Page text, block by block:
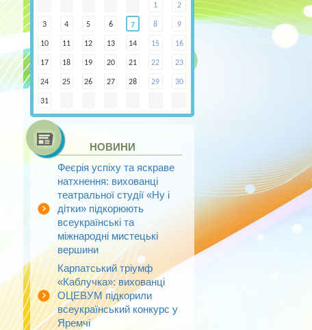
1
2
3 4 5 6 7 8 9
10 11 12 13 14 15 16
17 18 19 20 21 22 23
24 25 26 27 28 29 30
31
НОВИНИ
Феєрія успіху та яскраве
натхнення: вихованці
театральної студії «Ну і
дітки» підкорюють
всеукраїнські та
міжнародні мистецькі
вершини
Карпатський тріумф
«Каблучка»: вихованці
ОЦЕВУМ підкорили
всеукраїнський конкурс у
Яремчі